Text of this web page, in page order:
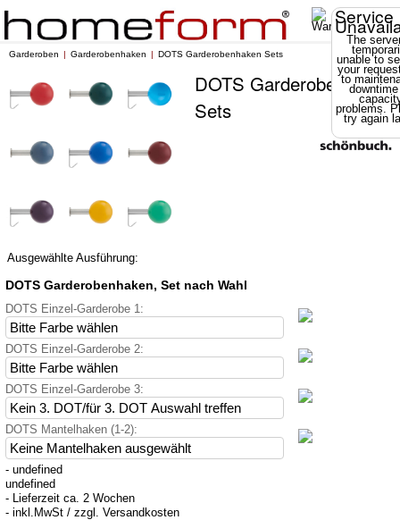
Service
The
unable to
your
to
problems.
try again
Garderoben Garderobenhaken DOTS Garderobenhaken Sets
DOTS Garderobenhaken
Sets
Ausgewählte Ausführung:
DOTS Garderobenhaken, Set nach Wahl
DOTS Einzel-Garderobe 1:
DOTS Einzel-Garderobe 2:
DOTS Einzel-Garderobe 3:
DOTS Mantelhaken (1-2):
- undefined
undefined
- Lieferzeit ca. 2 Wochen
- inkl.MwSt / zzgl. Versandkosten